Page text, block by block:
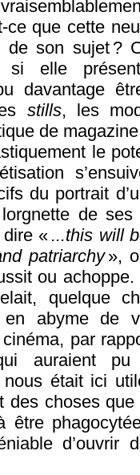
ce que cette
de son sujet ?
si elle
davantage
stills, les
de
le
du portrait
de
dire « ...this will
patriarchy»,
ou achoppe.
quelque
abyme de
par
auraient
nous était ici
des choses
être
d’ouvrir